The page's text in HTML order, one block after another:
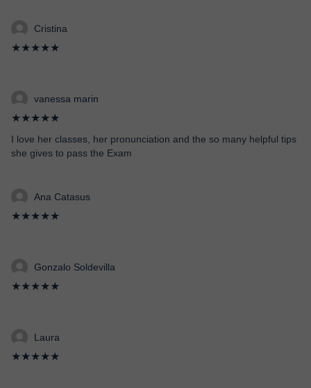
Cristina
★★★★★
vanessa marin
★★★★★
I love her classes, her pronunciation and the so many helpful tips
she gives to pass the Exam
Ana Catasus
★★★★★
Gonzalo Soldevilla
★★★★★
Laura
★★★★★